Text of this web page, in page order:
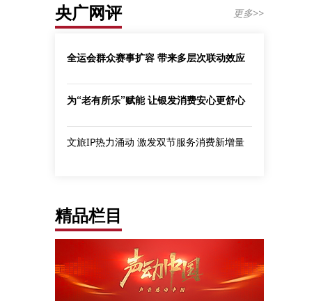
央广网评 更多>>
全运会群众赛事扩容 带来多层次联动效应
为“老有所乐”赋能 让银发消费安心更舒心
文旅IP热力涌动 激发双节服务消费新增量
精品栏目